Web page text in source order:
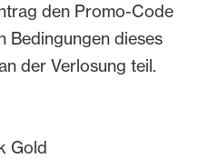
den Promo-Code
Bedingungen dieses
der Verlosung teil.
Gold